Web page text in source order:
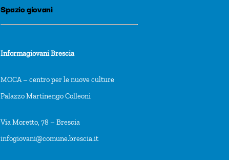
Spazio giovani
Informagiovani Brescia
MOCA – centro per le nuove culture
Palazzo Martinengo Colleoni
Via Moretto, 78 – Brescia
infogiovani@comune.brescia.it